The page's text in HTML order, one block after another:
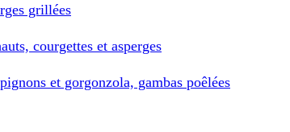
grillées
courgettes et asperges
et gorgonzola, gambas poêlées